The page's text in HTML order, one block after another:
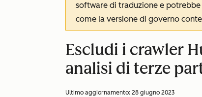
software di traduzione e potrebbe
come la versione di governo
Escludi i crawler
analisi di terze
Ultimo aggiornamento: 28 giugno 2023